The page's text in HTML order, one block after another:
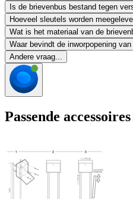
Is de brievenbus bestand tegen
Hoeveel sleutels worden
Wat is het materiaal van de
Waar bevindt de inworpopening
Andere vraag...
Passende accessoires